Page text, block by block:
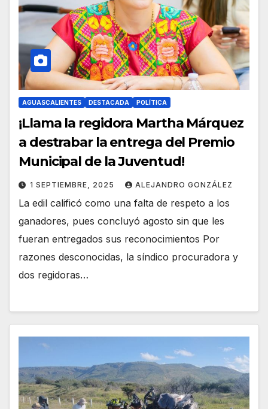
AGUASCALIENTES DESTACADA POLÍTICA
¡Llama la regidora Martha Márquez
a destrabar la entrega del Premio
Municipal de la Juventud!
1 SEPTIEMBRE, 2025 ALEJANDRO GONZÁLEZ
La edil calificó como una falta de respeto a los
ganadores, pues concluyó agosto sin que les
fueran entregados sus reconocimientos Por
razones desconocidas, la síndico procuradora y
dos regidoras…